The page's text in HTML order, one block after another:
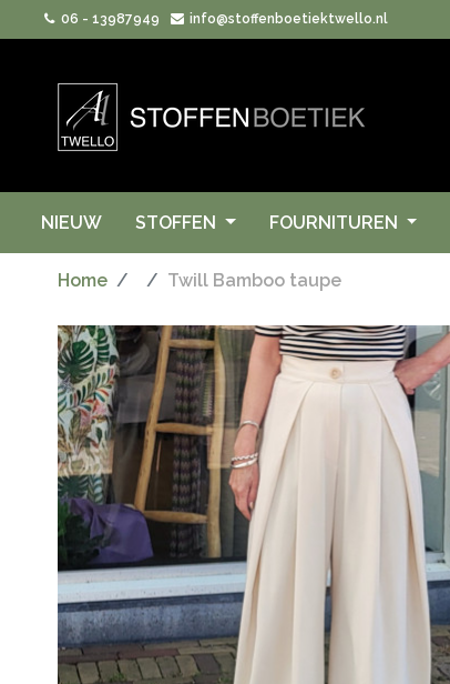
06 - 13987949 info@stoffenboetiektwello.nl
NIEUW STOFFEN FOURNITUREN
Home Twill Bamboo taupe